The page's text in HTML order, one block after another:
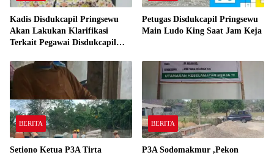
Kadis Disdukcapil Pringsewu
Akan Lakukan Klarifikasi
Terkait Pegawai Disdukcapil
Kerja
Petugas Disdukcapil Pringsewu
Main Ludo King Saat Jam Keja
BERITA
Setiono Ketua P3A Tirta
BERITA
P3A Sodomakmur ,Pekon